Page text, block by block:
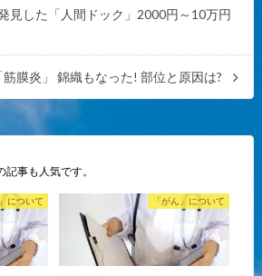
見した「人間ドック」2000円～10万円
膜炎」 錦織もなった! 部位と原因は?
記事も人気です。
について 「がん」について